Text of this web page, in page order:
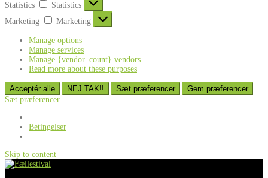
Statistics
Statistics
Marketing
Marketing
Manage options
Manage services
Manage {vendor_count} vendors
Read more about these purposes
Acceptér alle NEJ TAK!! Sæt præferencer
Gem præferencer
Sæt præferencer
Betingelser
Skip to content